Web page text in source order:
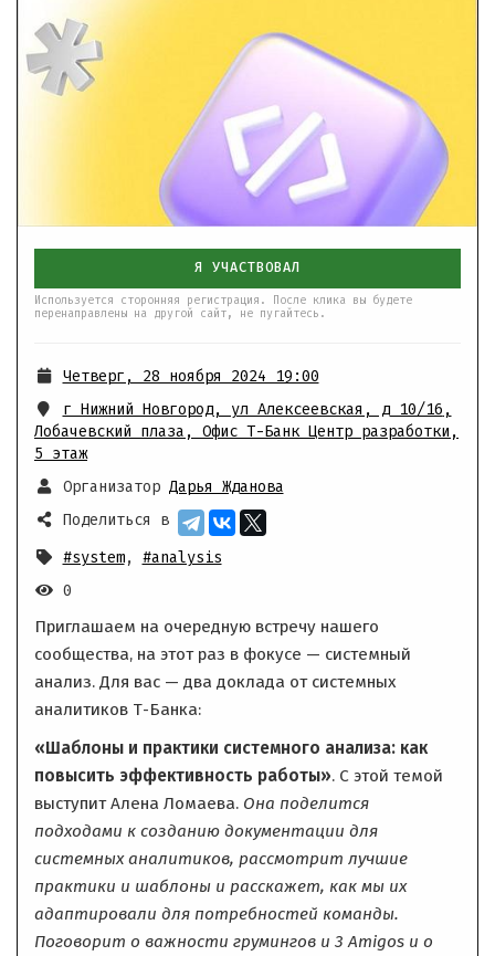
Я УЧАСТВОВАЛ
Используется сторонняя регистрация. После клика вы будете
перенаправлены на другой сайт, не пугайтесь.
Четверг, 28 ноября 2024 19:00
г Нижний Новгород, ул Алексеевская, д 10/16 ,
Лобачевский плаза, Офис Т-Банк Центр разработки,
5 этаж
Организатор Дарья Жданова
Поделиться в
#system, #analysis
0
Приглашаем на очередную встречу нашего
сообщества, на этот раз в фокусе — системный
анализ. Для вас — два доклада от системных
аналитиков Т-Банка:
«Шаблоны и практики системного анализа: как
повысить эффективность работы». С этой темой
выступит Алена Ломаева. Она поделится
подходами к созданию документации для
системных аналитиков, рассмотрит лучшие
практики и шаблоны и расскажет, как мы их
адаптировали для потребностей команды.
Поговорит о важности грумингов и 3 Amigos и о